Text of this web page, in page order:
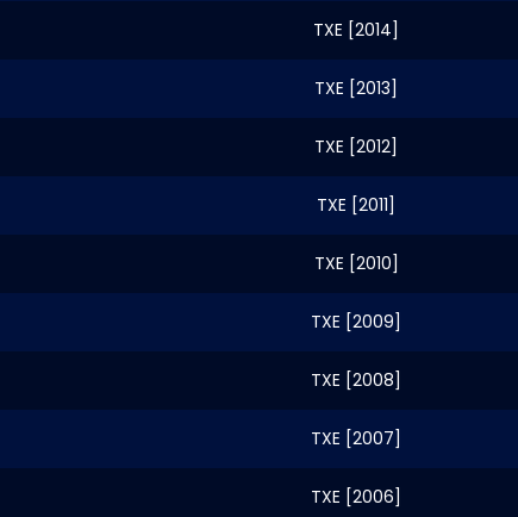
TXE [2014]
TXE [2013]
TXE [2012]
TXE [2011]
TXE [2010]
TXE [2009]
TXE [2008]
TXE [2007]
TXE [2006]